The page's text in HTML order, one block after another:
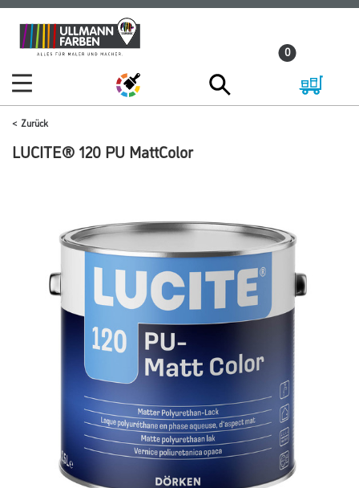
Zum
Inhalt
Zum
Navigationsmenü
0
Zurück
LUCITE® 120 PU MattColor